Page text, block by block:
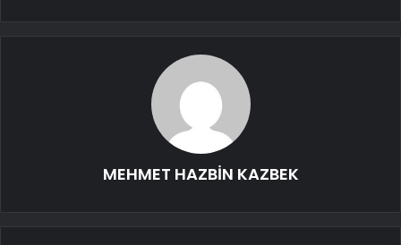
MEHMET HAZBİN KAZBEK